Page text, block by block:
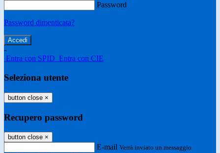
Password
Password dimenticata?
-
Entra con SPID Entra con CIE
Seleziona utente
button close ×
Recupero password
button close ×
E-mail Verrà inviato un messaggio